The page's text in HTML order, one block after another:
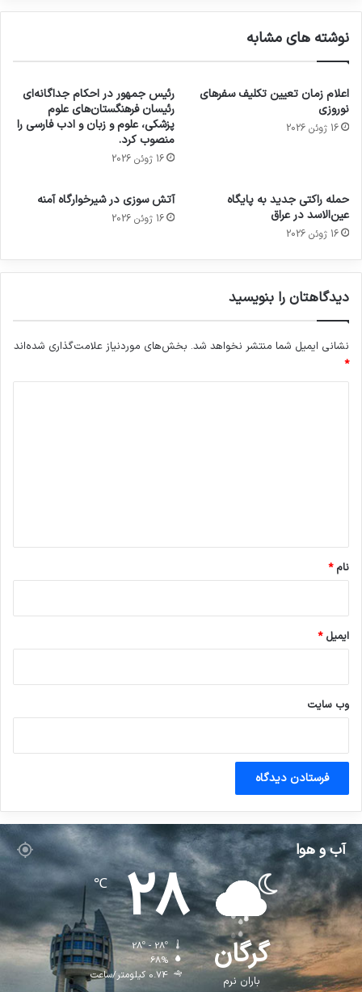
نوشته های مشابه
اعلام زمان تعیین تکلیف سفرهای
نوروزی
16 ژوئن 2026
رئیس جمهور در احکام جداگانه‌ای
رئیسان فرهنگستان‌های علوم
پزشکی، علوم و زبان و ادب فارسی را
منصوب کرد.
16 ژوئن 2026
حمله راکتی جدید به پایگاه
عین‌الاسد در عراق
16 ژوئن 2026
آتش سوزی در شیرخوارگاه آمنه
16 ژوئن 2026
دیدگاهتان را بنویسید
نشانی ایمیل شما منتشر نخواهد شد. بخش‌های موردنیاز علامت‌گذاری شده‌اند
*
نام*
ایمیل*
وب‌ سایت
آب و هوا
گرگان
باران نرم
28
℃
28º - 28º
68%
0.74 کیلومتر/ساعت